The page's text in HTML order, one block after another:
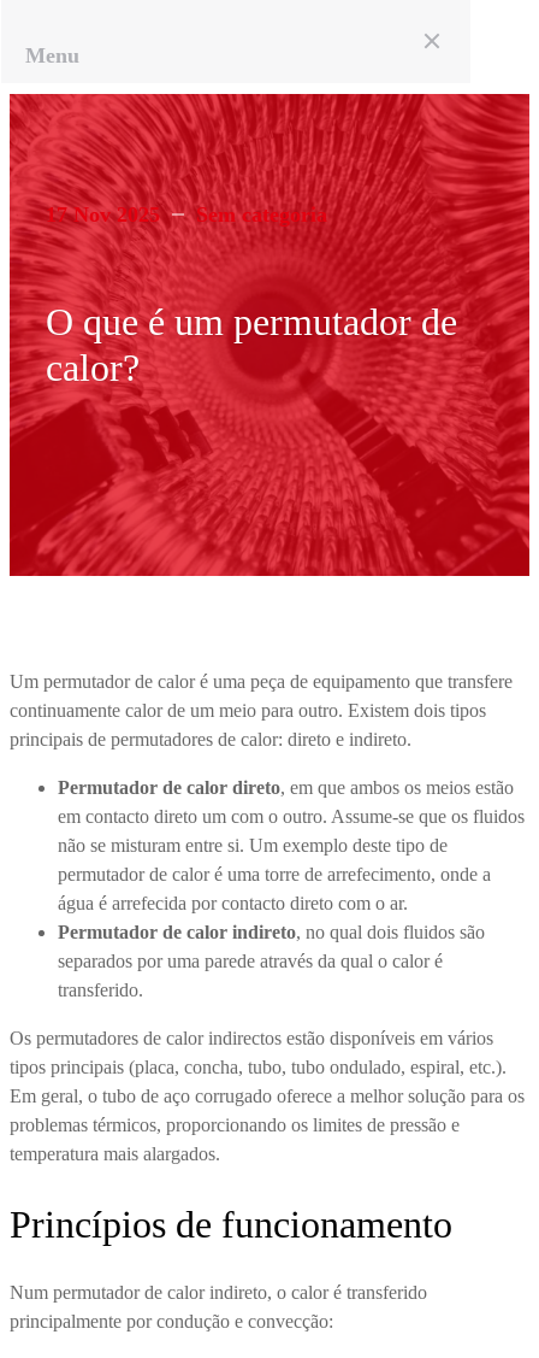
17 Nov 2025 Sem categoria
O que é um permutador de
calor?
Um permutador de calor é uma peça de equipamento que transfere
continuamente calor de um meio para outro. Existem dois tipos
principais de permutadores de calor: direto e indireto.
Permutador de calor direto, em que ambos os meios estão
em contacto direto um com o outro. Assume-se que os fluidos
não se misturam entre si. Um exemplo deste tipo de
permutador de calor é uma torre de arrefecimento, onde a
água é arrefecida por contacto direto com o ar.
Permutador de calor indireto, no qual dois fluidos são
separados por uma parede através da qual o calor é
transferido.
Os permutadores de calor indirectos estão disponíveis em vários
tipos principais (placa, concha, tubo, tubo ondulado, espiral, etc.).
Em geral, o tubo de aço corrugado oferece a melhor solução para os
problemas térmicos, proporcionando os limites de pressão e
temperatura mais alargados.
Princípios de funcionamento
Num permutador de calor indireto, o calor é transferido
principalmente por condução e convecção:
Menu
Menu